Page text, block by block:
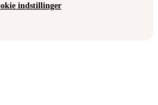
indstillinger